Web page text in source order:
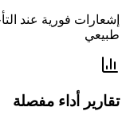
إشعارات فورية عند
طبيعي
تقارير أداء مفصلة